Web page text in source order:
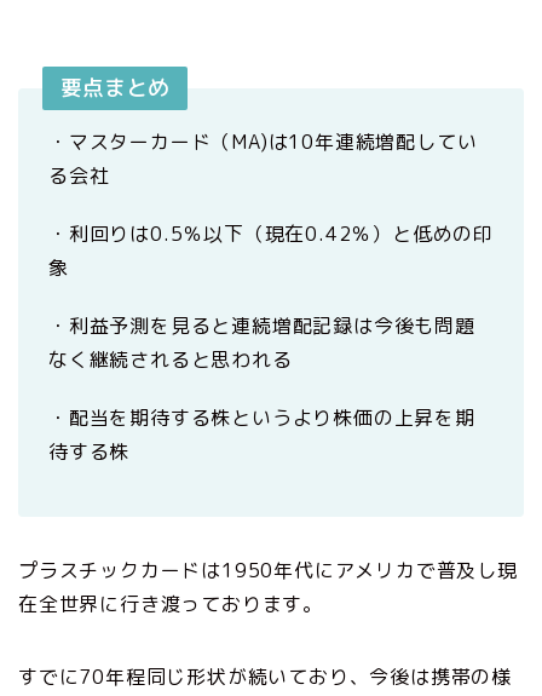
要点まとめ
・マスターカード（MA)は10年連続増配してい
る会社
・利回りは0.5％以下（現在0.42％）と低めの印
象
・利益予測を見ると連続増配記録は今後も問題
なく継続されると思われる
・配当を期待する株というより株価の上昇を期
待する株
プラスチックカードは1950年代にアメリカで普及し現
在全世界に行き渡っております。
すでに70年程同じ形状が続いており、今後は携帯の様